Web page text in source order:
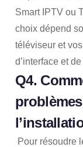
Smart IPTV ou
choix dépend
téléviseur et
d’interface et
Q4.
Pour résoudre